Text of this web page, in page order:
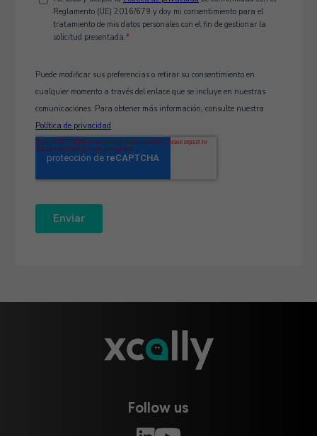
Follow us